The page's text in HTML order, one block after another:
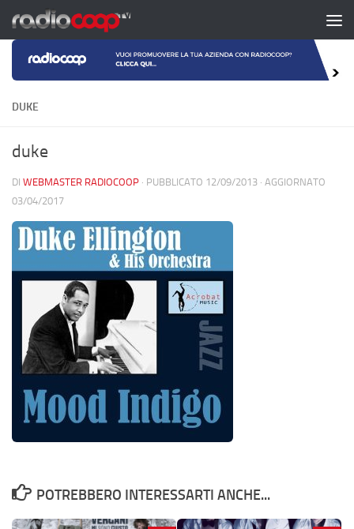
Salta al contenuto
DUKE
duke
DI WEBMASTER RADIOCOOP · PUBBLICATO 12/09/2013 · AGGIORNATO
03/04/2017
POTREBBERO INTERESSARTI ANCHE...